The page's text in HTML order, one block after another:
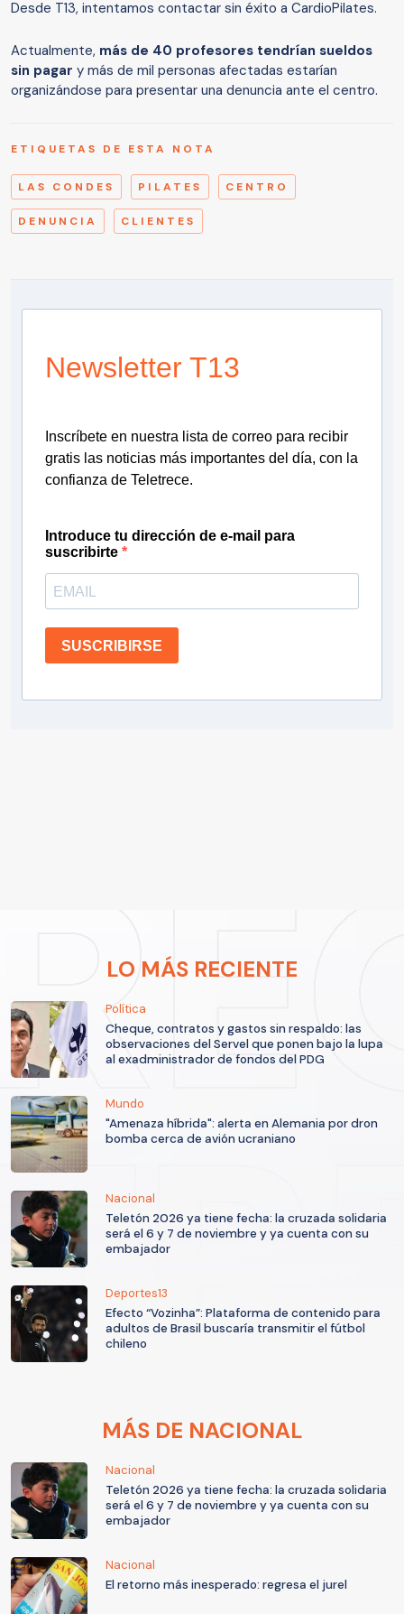
Desde T13, intentamos contactar sin éxito a CardioPilates.
Actualmente, más de 40 profesores tendrían sueldos
sin pagar y más de mil personas afectadas estarían
organizándose para presentar una denuncia ante el centro.
ETIQUETAS DE ESTA NOTA
LAS CONDES PILATES CENTRO
DENUNCIA CLIENTES
Newsletter T13
Inscríbete en nuestra lista de correo para recibir
gratis las noticias más importantes del día, con la
confianza de Teletrece.
Introduce tu dirección de e-mail para
suscribirte
SUSCRIBIRSE
LO MÁS RECIENTE
Política
Cheque, contratos y gastos sin respaldo: las
observaciones del Servel que ponen bajo la lupa
al exadministrador de fondos del PDG
Mundo
"Amenaza híbrida": alerta en Alemania por dron
bomba cerca de avión ucraniano
Nacional
Teletón 2026 ya tiene fecha: la cruzada solidaria
será el 6 y 7 de noviembre y ya cuenta con su
embajador
Deportes13
Efecto “Vozinha”: Plataforma de contenido para
adultos de Brasil buscaría transmitir el fútbol
chileno
MÁS DE NACIONAL
Nacional
Teletón 2026 ya tiene fecha: la cruzada solidaria
será el 6 y 7 de noviembre y ya cuenta con su
embajador
Nacional
El retorno más inesperado: regresa el jurel